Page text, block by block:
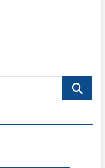
Recherche